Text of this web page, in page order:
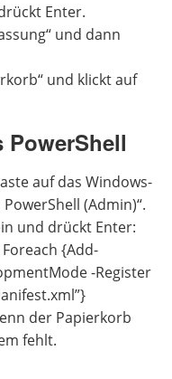
Enter.
und dann
und klickt auf
PowerShell
auf das Windows-
(Admin)“.
und drückt Enter:
{Add-
-Register
der Papierkorb
fehlt.